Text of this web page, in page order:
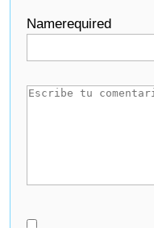
Namerequired